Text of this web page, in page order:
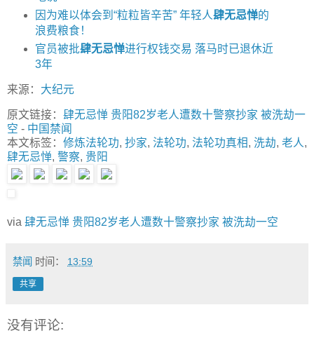
因为难以体会到“粒粒皆辛苦” 年轻人肆无忌惮的
浪费粮食！
官员被批肆无忌惮进行权钱交易 落马时已退休近
3年
来源： 大纪元
原文链接： 肆无忌惮 贵阳82岁老人遭数十警察抄家 被洗劫一
空 - 中国禁闻
本文标签： 修炼法轮功, 抄家, 法轮功, 法轮功真相, 洗劫, 老人,
肆无忌惮, 警察, 贵阳
via 肆无忌惮 贵阳82岁老人遭数十警察抄家 被洗劫一空
禁闻 时间： 13:59
共享
没有评论: